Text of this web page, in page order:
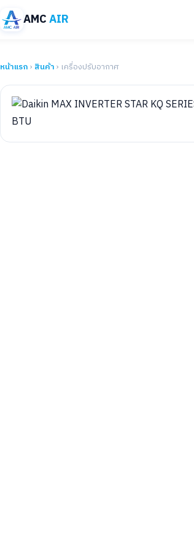
AMCAIR
หน้าแรก› สินค้า› เครื่องปรับอากาศ